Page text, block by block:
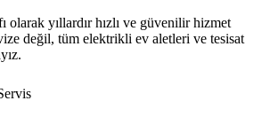
olarak yıllardır hızlı ve güvenilir hizmet
değil, tüm elektrikli ev aletleri ve tesisat